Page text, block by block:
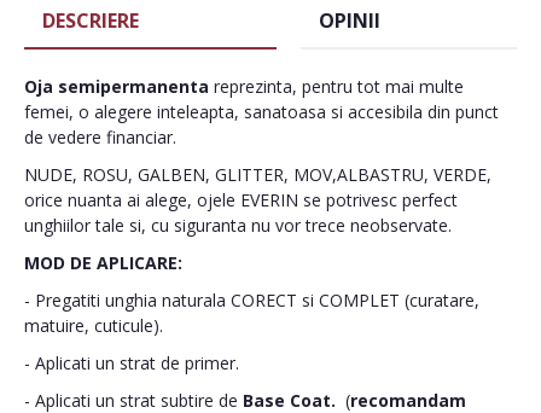
DESCRIERE OPINII
Oja semipermanenta reprezinta, pentru tot mai multe
femei, o alegere inteleapta, sanatoasa si accesibila din punct
de vedere financiar.
NUDE, ROSU, GALBEN, GLITTER, MOV,ALBASTRU, VERDE,
orice nuanta ai alege, ojele EVERIN se potrivesc perfect
unghiilor tale si, cu siguranta nu vor trece neobservate.
MOD DE APLICARE:
- Pregatiti unghia naturala CORECT si COMPLET (curatare,
matuire, cuticule).
- Aplicati un strat de primer.
- Aplicati un strat subtire de Base Coat. (recomandam